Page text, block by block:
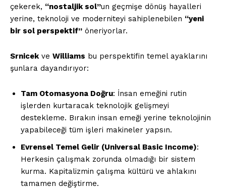
çekerek, “nostaljik sol”un geçmişe dönüş hayalleri
yerine, teknoloji ve moderniteyi sahiplenebilen “yeni
bir sol perspektif” öneriyorlar.
Srnicekve Williams bu perspektifin temel ayaklarını
şunlara dayandırıyor:
Tam Otomasyona Doğru: İnsan emeğini rutin
işlerden kurtaracak teknolojik gelişmeyi
destekleme. Bırakın insan emeği yerine teknolojinin
yapabileceği tüm işleri makineler yapsın.
Evrensel Temel Gelir (Universal Basic Income):
Herkesin çalışmak zorunda olmadığı bir sistem
kurma. Kapitalizmin çalışma kültürü ve ahlakını
tamamen değiştirme.